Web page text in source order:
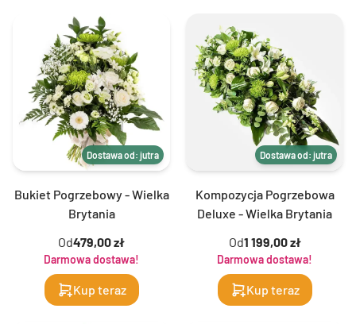
Dostawa od: jutra
Bukiet Pogrzebowy - Wielka
Brytania
Od479,00 zł
Darmowa dostawa!
Kup teraz
Dostawa od: jutra
Kompozycja Pogrzebowa
Deluxe - Wielka Brytania
Od1 199,00 zł
Darmowa dostawa!
Kup teraz